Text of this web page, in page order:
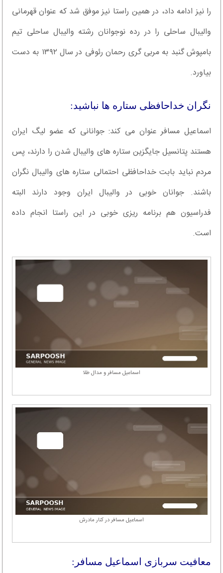
را نیز ادامه داد، در همین راستا نیز موفق شد که عنوان قهرمانی
والیبال ساحلی را در رده نوجوانان رشته والیبال ساحلی تیم
بامپوش گنبد به مربی گری رحمان رئوفی در سال ۱۳۹۲ به دست
بیاورد.
نگران خداحافظی ستاره ها نباشید:
اسماعیل مسافر عنوان می کند: جوانانی که عضو لیگ ایران
هستند پتانسیل جایگزین ستاره های والیبال شدن را دارند، پس
مردم نباید بابت خداحافظی احتمالی ستاره های والیبال نگران
باشند. جوانان خوبی در والیبال ایران وجود دارند البته
فدراسیون هم برنامه ریزی خوبی در این راستا انجام داده
است.
اسماعیل مسافر و مدال طلا
اسماعیل مسافر در کنار مادرش
معافیت سربازی اسماعیل مسافر: